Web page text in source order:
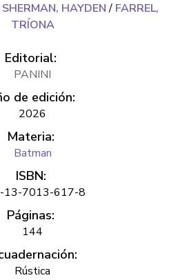
SHERMAN, HAYDEN/ FARREL,
TRÍONA
Editorial:
PANINI
de edición:
2026
Materia:
Batman
ISBN:
13-7013-617-8
Páginas:
144
Rústica